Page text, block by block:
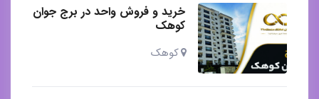
خرید و فروش واحد در برج جوان
کوهک
کوهک